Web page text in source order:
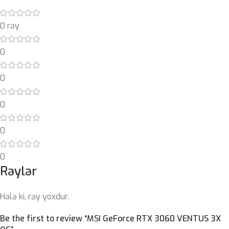
0 rəy
0
0
0
0
0
Rəylər
Hələ ki, rəy yoxdur.
Be the first to review “MSI GeForce RTX 3060 VENTUS 3X